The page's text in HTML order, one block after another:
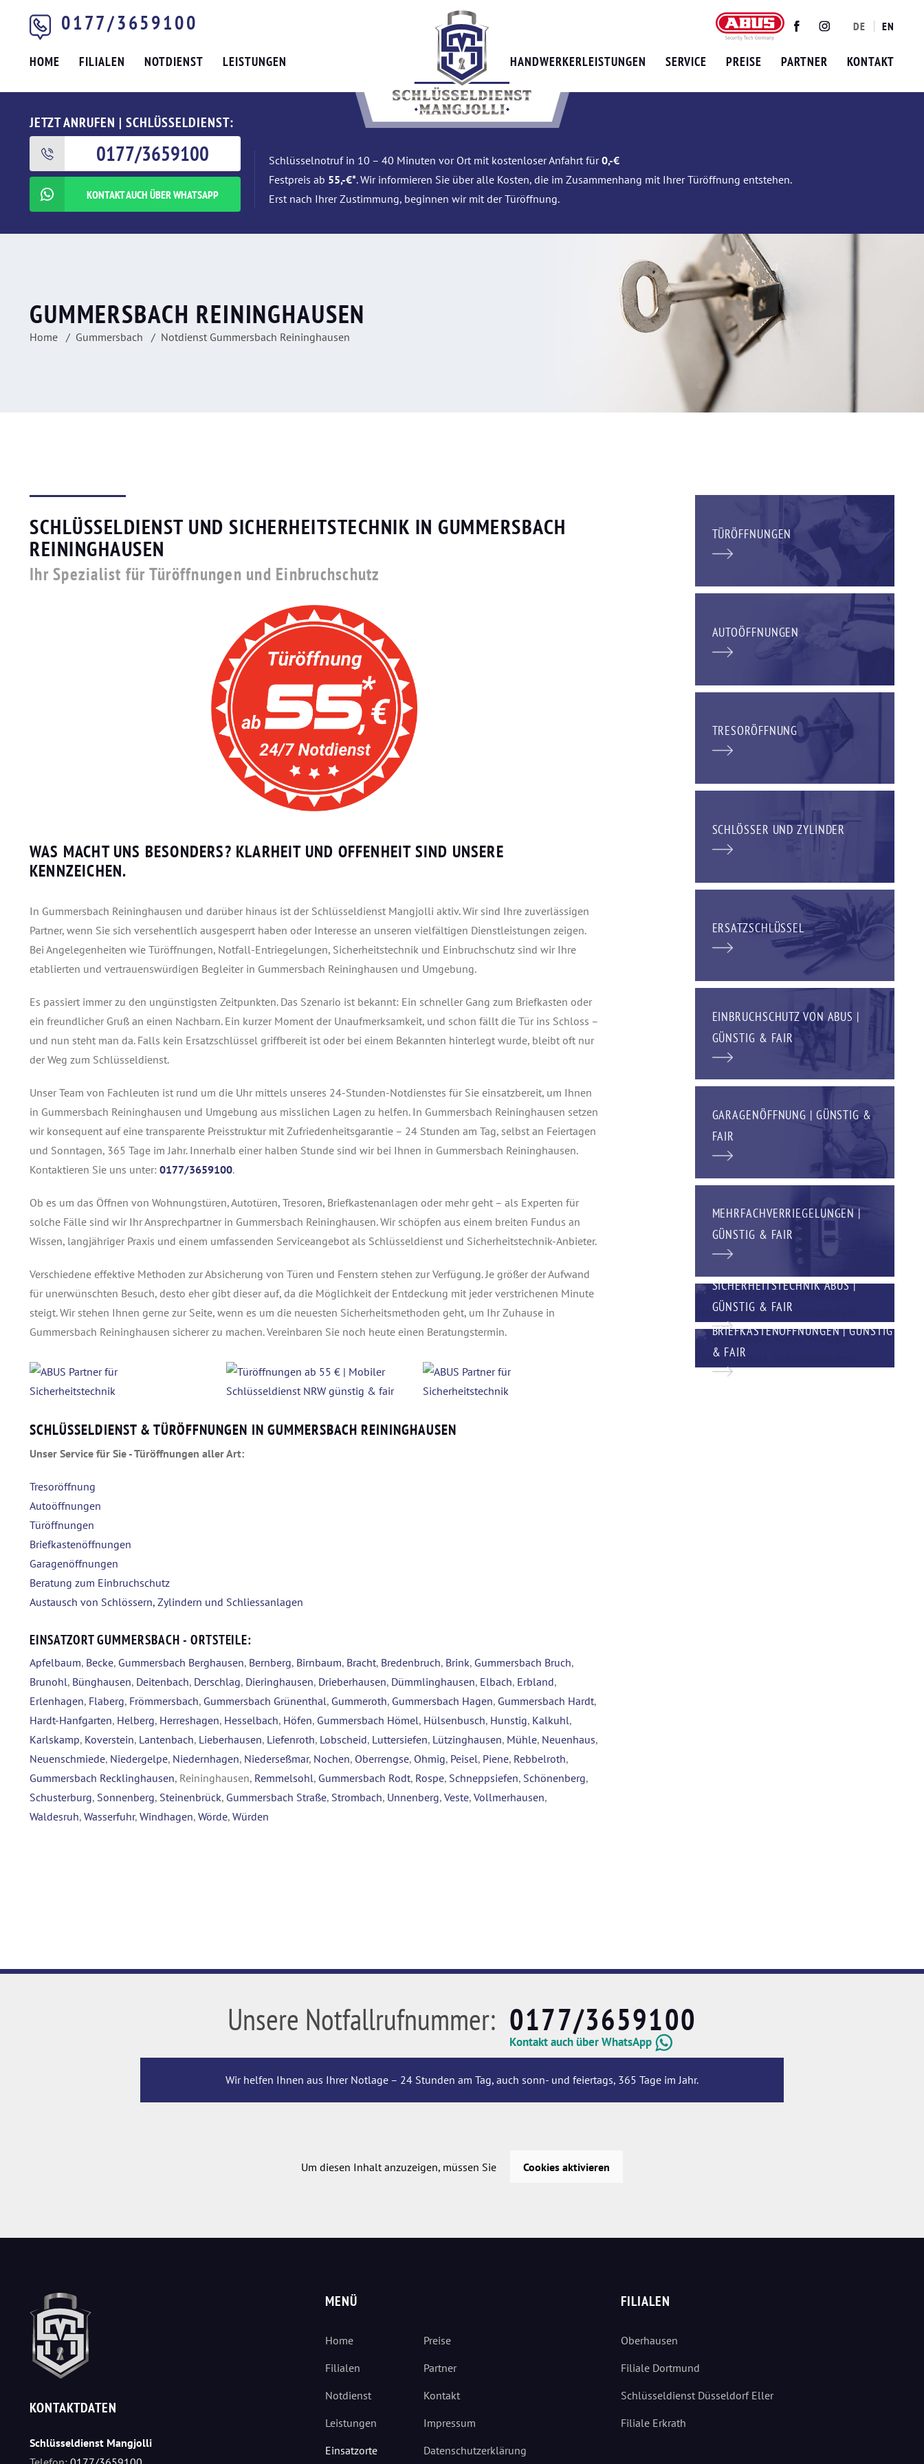
0177/3659100 TwitterFacebookInstagram
DE EN
HOME FILIALEN NOTDIENST LEISTUNGEN HANDWERKERLEISTUNGEN SERVICE PREISE PARTNER KONTAKT
JETZT ANRUFEN | SCHLÜSSELDIENST:
0177/3659100
KONTAKT AUCH ÜBER WHATSAPP
Schlüsselnotruf in 10 – 40 Minuten vor Ort mit kostenloser Anfahrt für0,-€
Festpreis ab 55,-€*. Wir informieren Sie über alle Kosten, die im Zusammenhang mit Ihrer Türöffnung entstehen.
Erst nach Ihrer Zustimmung, beginnen wir mit der Türöffnung.
GUMMERSBACH REININGHAUSEN
Home Gummersbach Notdienst Gummersbach Reininghausen
SCHLÜSSELDIENST UND SICHERHEITSTECHNIK IN GUMMERSBACH
REININGHAUSEN
Ihr Spezialist für Türöffnungen und Einbruchschutz
WAS MACHT UNS BESONDERS? KLARHEIT UND OFFENHEIT SIND UNSERE
KENNZEICHEN.
In Gummersbach Reininghausen und darüber hinaus ist der Schlüsseldienst Mangjolli aktiv. Wir sind Ihre zuverlässigen
Partner, wenn Sie sich versehentlich ausgesperrt haben oder Interesse an unseren vielfältigen Dienstleistungen zeigen.
Bei Angelegenheiten wie Türöffnungen, Notfall-Entriegelungen, Sicherheitstechnik und Einbruchschutz sind wir Ihre
etablierten und vertrauenswürdigen Begleiter in Gummersbach Reininghausen und Umgebung.
Es passiert immer zu den ungünstigsten Zeitpunkten. Das Szenario ist bekannt: Ein schneller Gang zum Briefkasten oder
ein freundlicher Gruß an einen Nachbarn. Ein kurzer Moment der Unaufmerksamkeit, und schon fällt die Tür ins Schloss –
und nun steht man da. Falls kein Ersatzschlüssel griffbereit ist oder bei einem Bekannten hinterlegt wurde, bleibt oft nur
der Weg zum Schlüsseldienst.
Unser Team von Fachleuten ist rund um die Uhr mittels unseres 24-Stunden-Notdienstes für Sie einsatzbereit, um Ihnen
in Gummersbach Reininghausen und Umgebung aus misslichen Lagen zu helfen. In Gummersbach Reininghausen setzen
wir konsequent auf eine transparente Preisstruktur mit Zufriedenheitsgarantie – 24 Stunden am Tag, selbst an Feiertagen
und Sonntagen, 365 Tage im Jahr. Innerhalb einer halben Stunde sind wir bei Ihnen in Gummersbach Reininghausen.
Kontaktieren Sie uns unter: 0177/3659100.
Ob es um das Öffnen von Wohnungstüren, Autotüren, Tresoren, Briefkastenanlagen oder mehr geht – als Experten für
solche Fälle sind wir Ihr Ansprechpartner in Gummersbach Reininghausen. Wir schöpfen aus einem breiten Fundus an
Wissen, langjähriger Praxis und einem umfassenden Serviceangebot als Schlüsseldienst und Sicherheitstechnik-Anbieter.
Verschiedene effektive Methoden zur Absicherung von Türen und Fenstern stehen zur Verfügung. Je größer der Aufwand
für unerwünschten Besuch, desto eher gibt dieser auf, da die Möglichkeit der Entdeckung mit jeder verstrichenen Minute
steigt. Wir stehen Ihnen gerne zur Seite, wenn es um die neuesten Sicherheitsmethoden geht, um Ihr Zuhause in
Gummersbach Reininghausen sicherer zu machen. Vereinbaren Sie noch heute einen Beratungstermin.
SCHLÜSSELDIENST & TÜRÖFFNUNGEN IN GUMMERSBACH REININGHAUSEN
Unser Service für Sie - Türöffnungen aller Art:
Tresoröffnung
Autoöffnungen
Türöffnungen
Briefkastenöffnungen
Garagenöffnungen
Beratung zum Einbruchschutz
Austausch von Schlössern, Zylindern und Schliessanlagen
EINSATZORT GUMMERSBACH - ORTSTEILE:
Apfelbaum, Becke, Gummersbach Berghausen, Bernberg, Birnbaum, Bracht, Bredenbruch, Brink, Gummersbach Bruch,
Brunohl, Bünghausen, Deitenbach, Derschlag, Dieringhausen, Drieberhausen, Dümmlinghausen, Elbach, Erbland,
Erlenhagen, Flaberg, Frömmersbach, Gummersbach Grünenthal, Gummeroth, Gummersbach Hagen, Gummersbach Hardt,
Hardt-Hanfgarten, Helberg, Herreshagen, Hesselbach, Höfen, Gummersbach Hömel, Hülsenbusch, Hunstig, Kalkuhl,
Karlskamp, Koverstein, Lantenbach, Lieberhausen, Liefenroth, Lobscheid, Luttersiefen, Lützinghausen, Mühle, Neuenhaus,
Neuenschmiede, Niedergelpe, Niedernhagen, Niederseßmar, Nochen, Oberrengse, Ohmig, Peisel, Piene, Rebbelroth,
Gummersbach Recklinghausen, Reininghausen, Remmelsohl, Gummersbach Rodt, Rospe, Schneppsiefen, Schönenberg,
Schusterburg, Sonnenberg, Steinenbrück, Gummersbach Straße, Strombach, Unnenberg, Veste, Vollmerhausen,
Waldesruh, Wasserfuhr, Windhagen, Wörde, Würden
TÜRÖFFNUNGEN
AUTOÖFFNUNGEN
TRESORÖFFNUNG
SCHLÖSSER UND ZYLINDER
ERSATZSCHLÜSSEL
EINBRUCHSCHUTZ VON ABUS |
GÜNSTIG & FAIR
GARAGENÖFFNUNG | GÜNSTIG &
FAIR
MEHRFACHVERRIEGELUNGEN |
GÜNSTIG & FAIR
SICHERHEITSTECHNIK ABUS |
GÜNSTIG & FAIR
BRIEFKASTENÖFFNUNGEN | GÜNSTIG
& FAIR
Unsere Notfallrufnummer: 0177/3659100
Kontakt auch über WhatsApp
Wir helfen Ihnen aus Ihrer Notlage – 24 Stunden am Tag, auch sonn- und feiertags, 365 Tage im Jahr.
Um diesen Inhalt anzuzeigen, müssen Sie Cookies aktivieren
KONTAKTDATEN
Schlüsseldienst Mangjolli
MENÜ
Home
Filialen
Notdienst
Leistungen
Einsatzorte
Preise
Partner
Kontakt
Impressum
Datenschutzerklärung
FILIALEN
Oberhausen
Filiale Dortmund
Schlüsseldienst Düsseldorf Eller
Filiale Erkrath